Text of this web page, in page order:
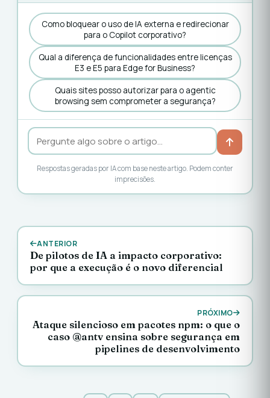
Como bloquear o uso de IA externa e redirecionar
para o Copilot corporativo?
Qual a diferença de funcionalidades entre licenças
E3 e E5 para Edge for Business?
Quais sites posso autorizar para o agentic
browsing sem comprometer a segurança?
Respostas geradas por IA com base neste artigo. Podem conter
imprecisões.
ANTERIOR
De pilotos de IA a impacto corporativo:
por que a execução é o novo diferencial
PRÓXIMO
Ataque silencioso em pacotes npm: o que o
caso @antv ensina sobre segurança em
pipelines de desenvolvimento